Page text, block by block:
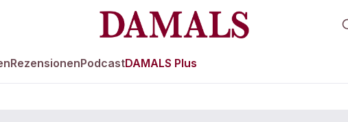
RezensionenPodcastDAMALS Plus